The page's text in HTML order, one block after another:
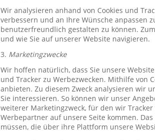
Wir analysieren anhand von Cookies und
verbessern und an Ihre Wünsche anpassen
benutzerfreundlich gestalten zu können.
und wie Sie auf unserer Website navigieren.
3. Marketingzwecke
Wir hoffen natürlich, dass Sie unsere
und Tracker zu Werbezwecken. Mithilfe von
anbieten. Zu diesem Zweck analysieren wir
Sie interessieren. So können wir unser
weiterer Marketingzweck, für den wir
Werbepartner auf unsere Seite kommen.
müssen, die über ihre Plattform unsere